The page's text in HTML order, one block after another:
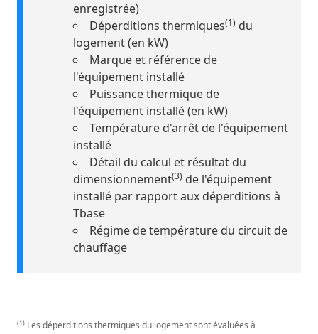
enregistrée)
Déperditions thermiques(1) du
logement (en kW)
Marque et référence de
l'équipement installé
Puissance thermique de
l'équipement installé (en kW)
Température d'arrêt de l'équipement
installé
Détail du calcul et résultat du
dimensionnement(3) de l'équipement
installé par rapport aux déperditions à
Tbase
Régime de température du circuit de
chauffage
(1) Les déperditions thermiques du logement sont évaluées à